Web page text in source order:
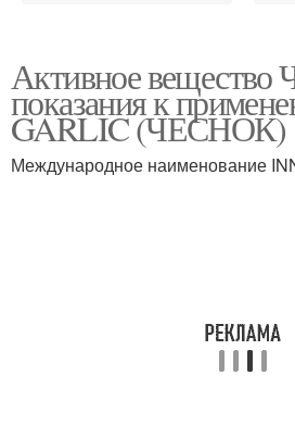
Чеснок к багету
Активное вещество
показания к
GARLIC (ЧЕСНОК)
Международное наименование